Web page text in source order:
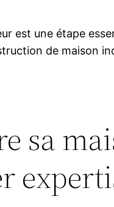
est une étape
de maison
sa